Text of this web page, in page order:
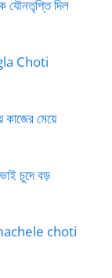
যৌনতৃপ্তি দিল
Choti
মেয়ে
চুদে বড়
machele choti